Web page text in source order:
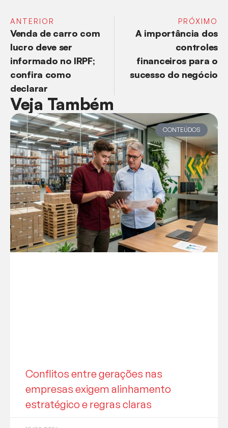
ANTERIOR
Venda de carro com
lucro deve ser
informado no IRPF;
confira como
declarar
PRÓXIMO
A importância dos
controles
financeiros para o
sucesso do negócio
Veja Também
CONTEÚDOS
Conflitos entre gerações nas
empresas exigem alinhamento
estratégico e regras claras